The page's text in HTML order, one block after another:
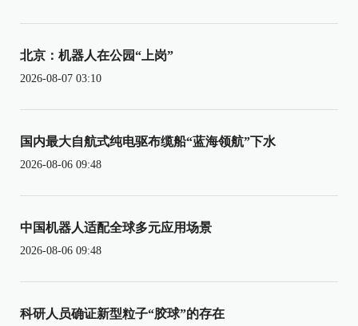
北京：机器人在公园“上岗”
2026-08-07 03:10
国内最大自航式纯电驱布缆船“蓝海领航”下水
2026-08-06 09:48
中国机器人适配全球多元应用场景
2026-08-06 09:48
科研人员确证新型粒子“胶球”的存在